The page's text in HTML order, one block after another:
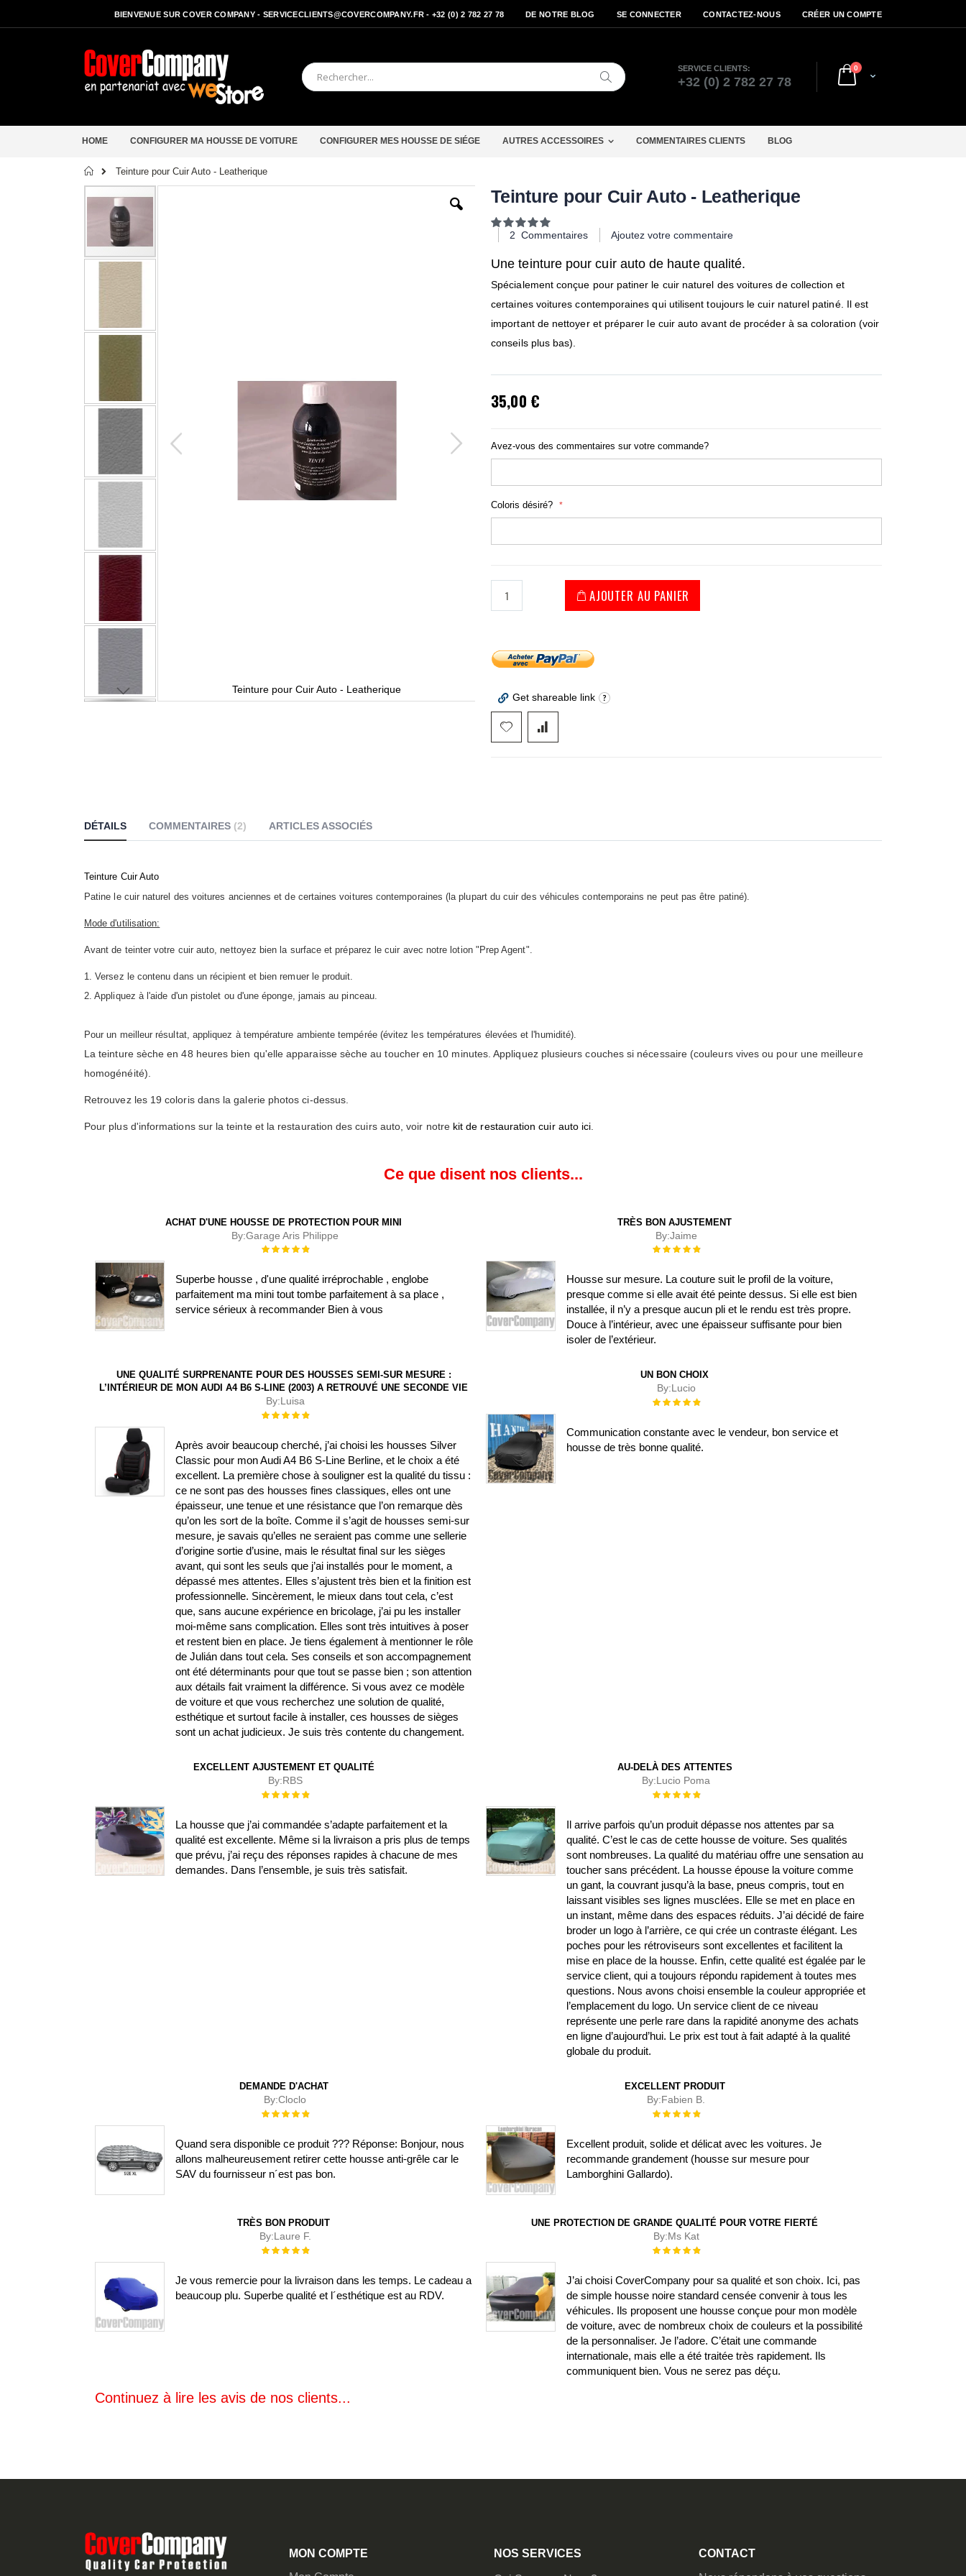
BIENVENUE SUR COVER COMPANY - SERVICECLIENTS@COVERCOMPANY.FR - +32 (0) 2 782 27 78 DE NOTRE BLOG SE CONNECTER CONTACTEZ-NOUS CRÉER UN COMPTE
Cart
0articles
Chercher
SERVICE CLIENTS:
+32 (0) 2 782 27 78
HOME CONFIGURER MA HOUSSE DE VOITURE CONFIGURER MES HOUSSE DE SIÉGE AUTRES ACCESSOIRES COMMENTAIRES CLIENTS BLOG
Accueil
Teinture pour Cuir Auto - Leatherique
Passer
la
galerie
Teinture pour Cuir Auto - Leatherique
Passer
d’images
Teinture pour Cuir Auto - Leatherique
Notation:
100
2 Commentaires Ajoutez votre commentaire
Une teinture pour cuir auto de haute qualité.
Spécialement conçue pour patiner le cuir naturel des voitures de collection et
certaines voitures contemporaines qui utilisent toujours le cuir naturel patiné. Il est
important de nettoyer et préparer le cuir auto avant de procéder à sa coloration (voir
conseils plus bas).
35,00 €
Avez-vous des commentaires sur votre commande?
Coloris désiré?
AJOUTER AU PANIER
Get shareable link
DÉTAILS
Teinture Cuir Auto
Patine le cuir naturel des voitures anciennes et de certaines voitures contemporaines (la plupart du cuir des véhicules contemporains ne peut pas être patiné).
Mode d'utilisation:
Avant de teinter votre cuir auto, nettoyez bien la surface et préparez le cuir avec notre lotion "Prep Agent".
1. Versez le contenu dans un récipient et bien remuer le produit.
2. Appliquez à l'aide d'un pistolet ou d'une éponge, jamais au pinceau.
Pour un meilleur résultat, appliquez à température ambiente tempérée (évitez les températures élevées et l'humidité).
La teinture sèche en 48 heures bien qu'elle apparaisse sèche au toucher en 10 minutes. Appliquez plusieurs couches si nécessaire (couleurs vives ou pour une meilleure
homogénéité).
Retrouvez les 19 coloris dans la galerie photos ci-dessus.
Pour plus d'informations sur la teinte et la restauration des cuirs auto, voir notre kit de restauration cuir auto ici
COMMENTAIRES 2 ARTICLES ASSOCIÉS
Ce que disent nos clients...
ACHAT D'UNE HOUSSE DE PROTECTION POUR MINI
By:Garage Aris Philippe
Évaluation :
Superbe housse , d'une qualité irréprochable , englobe
parfaitement ma mini tout tombe parfaitement à sa place ,
service sérieux à recommander Bien à vous
TRÈS BON AJUSTEMENT
By:Jaime
Évaluation :
Housse sur mesure. La couture suit le profil de la voiture,
presque comme si elle avait été peinte dessus. Si elle est bien
installée, il n’y a presque aucun pli et le rendu est très propre.
Douce à l’intérieur, avec une épaisseur suffisante pour bien
isoler de l’extérieur.
UNE QUALITÉ SURPRENANTE POUR DES HOUSSES SEMI-SUR MESURE :
L’INTÉRIEUR DE MON AUDI A4 B6 S-LINE (2003) A RETROUVÉ UNE SECONDE VIE
By:Luisa
Évaluation :
Après avoir beaucoup cherché, j’ai choisi les housses Silver
Classic pour mon Audi A4 B6 S-Line Berline, et le choix a été
excellent. La première chose à souligner est la qualité du tissu :
ce ne sont pas des housses fines classiques, elles ont une
épaisseur, une tenue et une résistance que l’on remarque dès
qu’on les sort de la boîte. Comme il s’agit de housses semi-sur
mesure, je savais qu’elles ne seraient pas comme une sellerie
d’origine sortie d’usine, mais le résultat final sur les sièges
avant, qui sont les seuls que j’ai installés pour le moment, a
dépassé mes attentes. Elles s’ajustent très bien et la finition est
professionnelle. Sincèrement, le mieux dans tout cela, c’est
que, sans aucune expérience en bricolage, j’ai pu les installer
moi-même sans complication. Elles sont très intuitives à poser
et restent bien en place. Je tiens également à mentionner le rôle
de Julián dans tout cela. Ses conseils et son accompagnement
ont été déterminants pour que tout se passe bien ; son attention
aux détails fait vraiment la différence. Si vous avez ce modèle
de voiture et que vous recherchez une solution de qualité,
esthétique et surtout facile à installer, ces housses de sièges
sont un achat judicieux. Je suis très contente du changement.
UN BON CHOIX
By:Lucio
Évaluation :
Communication constante avec le vendeur, bon service et
housse de très bonne qualité.
EXCELLENT AJUSTEMENT ET QUALITÉ
By:RBS
Évaluation :
La housse que j’ai commandée s’adapte parfaitement et la
qualité est excellente. Même si la livraison a pris plus de temps
que prévu, j’ai reçu des réponses rapides à chacune de mes
demandes. Dans l’ensemble, je suis très satisfait.
AU-DELÀ DES ATTENTES
By:Lucio Poma
Évaluation :
Il arrive parfois qu’un produit dépasse nos attentes par sa
qualité. C’est le cas de cette housse de voiture. Ses qualités
sont nombreuses. La qualité du matériau offre une sensation au
toucher sans précédent. La housse épouse la voiture comme
un gant, la couvrant jusqu’à la base, pneus compris, tout en
laissant visibles ses lignes musclées. Elle se met en place en
un instant, même dans des espaces réduits. J’ai décidé de faire
broder un logo à l’arrière, ce qui crée un contraste élégant. Les
poches pour les rétroviseurs sont excellentes et facilitent la
mise en place de la housse. Enfin, cette qualité est égalée par le
service client, qui a toujours répondu rapidement à toutes mes
questions. Nous avons choisi ensemble la couleur appropriée et
l’emplacement du logo. Un service client de ce niveau
représente une perle rare dans la rapidité anonyme des achats
en ligne d’aujourd’hui. Le prix est tout à fait adapté à la qualité
globale du produit.
DEMANDE D'ACHAT
By:Cloclo
Évaluation :
Quand sera disponible ce produit ??? Réponse: Bonjour, nous
allons malheureusement retirer cette housse anti-grêle car le
SAV du fournisseur n´est pas bon.
EXCELLENT PRODUIT
By:Fabien B.
Évaluation :
Excellent produit, solide et délicat avec les voitures. Je
recommande grandement (housse sur mesure pour
Lamborghini Gallardo).
TRÈS BON PRODUIT
By:Laure F.
Évaluation :
Je vous remercie pour la livraison dans les temps. Le cadeau a
beaucoup plu. Superbe qualité et l´esthétique est au RDV.
UNE PROTECTION DE GRANDE QUALITÉ POUR VOTRE FIERTÉ
By:Ms Kat
Évaluation :
J’ai choisi CoverCompany pour sa qualité et son choix. Ici, pas
de simple housse noire standard censée convenir à tous les
véhicules. Ils proposent une housse conçue pour mon modèle
de voiture, avec de nombreux choix de couleurs et la possibilité
de la personnaliser. Je l’adore. C’était une commande
internationale, mais elle a été traitée très rapidement. Ils
communiquent bien. Vous ne serez pas déçu.
Continuez à lire les avis de nos clients...
MON COMPTE
NOS SERVICES
CONTACT